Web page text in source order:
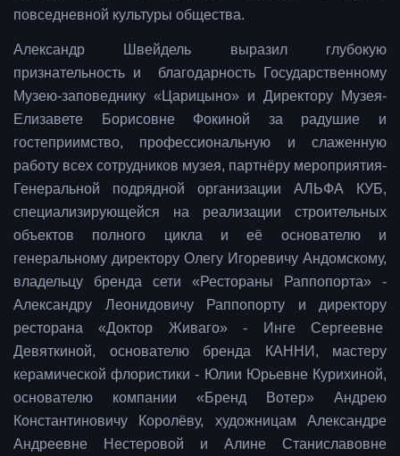
повседневной культуры общества.
Александр Швейдель выразил глубокую
признательность и благодарность Государственному
Музею-заповеднику «Царицыно» и Директору Музея-
Елизавете Борисовне Фокиной за радушие и
гостеприимство, профессиональную и слаженную
работу всех сотрудников музея, партнёру мероприятия-
Генеральной подрядной организации АЛЬФА КУБ,
специализирующейся на реализации строительных
объектов полного цикла и её основателю и
генеральному директору Олегу Игоревичу Андомскому,
владельцу бренда сети «Рестораны Раппопорта» -
Александру Леонидовичу Раппопорту и директору
ресторана «Доктор Живаго» - Инге Сергеевне
Девяткиной, основателю бренда КАННИ, мастеру
керамической флористики - Юлии Юрьевне Курихиной,
основателю компании «Бренд Вотер» Андрею
Константиновичу Королёву, художницам Александре
Андреевне Нестеровой и Алине Станиславовне